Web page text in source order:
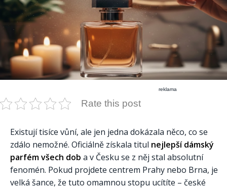
reklama
Rate this post
Existují tisíce vůní, ale jen jedna dokázala něco, co se
zdálo nemožné. Oficiálně získala titul nejlepší dámský
parfém všech dob a v Česku se z něj stal absolutní
fenomén. Pokud projdete centrem Prahy nebo Brna, je
velká šance, že tuto omamnou stopu ucítíte – české